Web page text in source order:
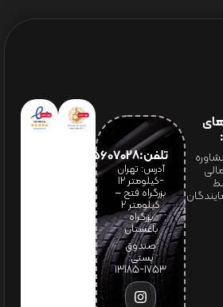
تلفن:65607028(021)
آدرس: تهران
-کیلومتر 12
بزرگراه فتح –
کیلومتر ۲
بزرگراه
باغستان
صندوق
پستی:
1753-13185